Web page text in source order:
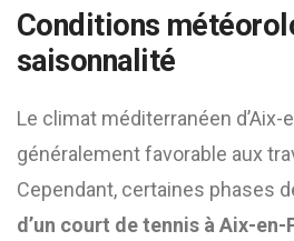
Conditions
saisonnalité
Le climat méditerranéen
généralement favorable aux
Cependant, certaines phases
d’un court de tennis à Aix-en-